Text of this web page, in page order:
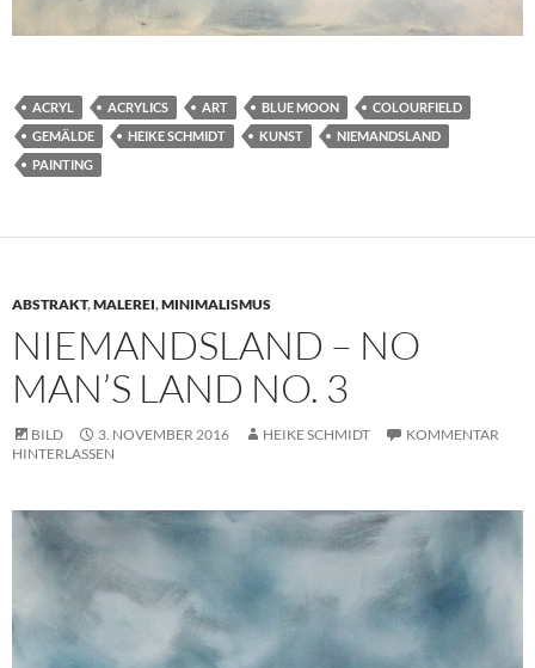
ACRYL ACRYLICS ART BLUE MOON
COLOURFIELD
GEMÄLDE
HEIKE SCHMIDT KUNST
NIEMANDSLAND
PAINTING
ABSTRAKT,MALEREI,MINIMALISMUS
NIEMANDSLAND – NO
MAN’S LAND NO. 3
BILD 3. NOVEMBER 2016 HEIKE SCHMIDT
KOMMENTAR
HINTERLASSEN